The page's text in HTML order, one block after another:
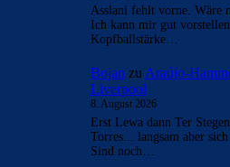
Asslani fehlt vorne. Wäre
Ich kann mir gut
Kopfballstärke…
Bojan zu Araújo-
Liverpool
8. August 2026
Erst Lewa dann Ter
Torres... langsam aber
Sind noch…